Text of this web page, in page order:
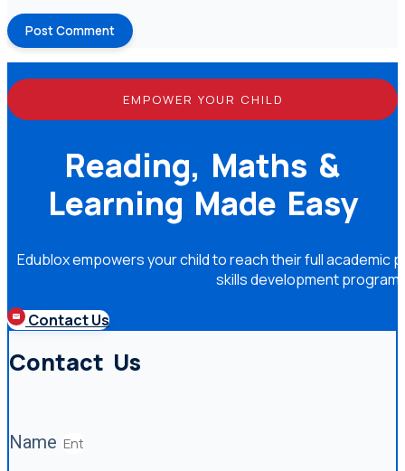
EMPOWER YOUR CHILD
Reading, Maths &
Learning Made Easy
Edublox empowers your child to reach their full academic
skills development
Contact Us
Contact Us
Name